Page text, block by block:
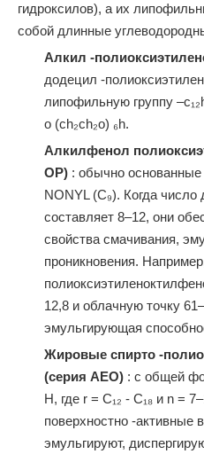
гидроксилов), а их
собой длинные
Алкил -
додецил -
липофильную группу
o (ch₂ch₂o) ₆h.
Алкилфенол
OP) : обычно
NONYL (C₉). Когда
составляет 8–12, они
свойства смачивания,
проникновения.
12,8 и облачную точку
эмульгирующая
Жировые спирто -
(серия AEO) : с общей
H, где r = C₁₂ - C₁₈ и n =
поверхностно -активные
эмульгируют,